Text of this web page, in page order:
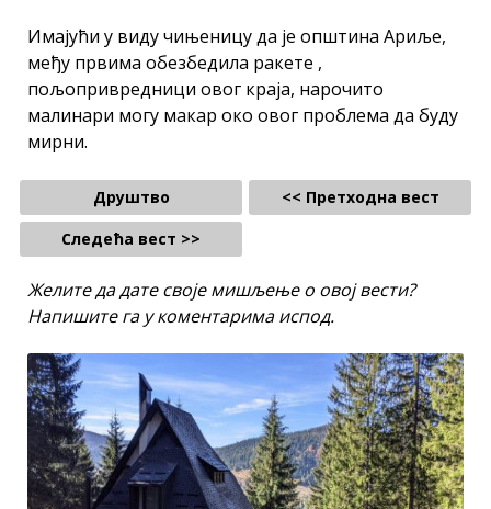
Имајући у виду чињеницу да је општина Ариље,
међу првима обезбедила ракете ,
пољопривредници овог краја, нарочито
малинари могу макар око овог проблема да буду
мирни.
Друштво
<< Претходна вест
Следећа вест >>
Желите да дате своје мишљење о овој вести?
Напишите га у коментарима испод.